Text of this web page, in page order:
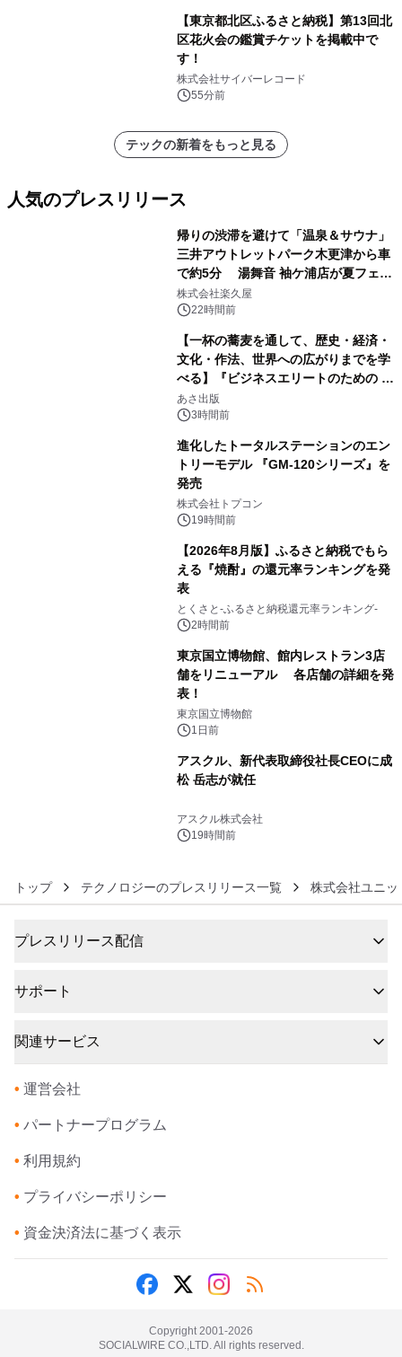
【東京都北区ふるさと納税】第13回北
区花火会の鑑賞チケットを掲載中で
す！
株式会社サイバーレコード
55分前
テックの新着をもっと見る
人気のプレスリリース
帰りの渋滞を避けて「温泉＆サウナ」
三井アウトレットパーク木更津から車
で約5分 湯舞音 袖ケ浦店が夏フェア
メニューを提供
株式会社楽久屋
22時間前
【一杯の蕎麦を通して、歴史・経済・
文化・作法、世界への広がりまでを学
べる】『ビジネスエリートのための 教
養としての蕎麦』2026年8月25日
（火）発売
あさ出版
3時間前
進化したトータルステーションのエン
トリーモデル 『GM-120シリーズ』を
発売
株式会社トプコン
19時間前
【2026年8月版】ふるさと納税でもら
える『焼酎』の還元率ランキングを発
表
とくさと-ふるさと納税還元率ランキング-
2時間前
東京国立博物館、館内レストラン3店
舗をリニューアル 各店舗の詳細を発
表！
東京国立博物館
1日前
アスクル、新代表取締役社長CEOに成
松 岳志が就任
アスクル株式会社
19時間前
トップ テクノロジーのプレスリリース一覧 株式会社ユニッ
プレスリリース配信
サポート
関連サービス
• 運営会社
• パートナープログラム
• 利用規約
• プライバシーポリシー
• 資金決済法に基づく表示
Copyright 2001-2026
SOCIALWIRE CO.,LTD. All rights reserved.